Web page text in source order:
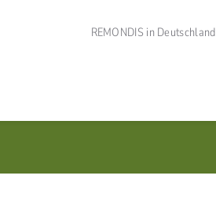
REMONDIS in Deutschland